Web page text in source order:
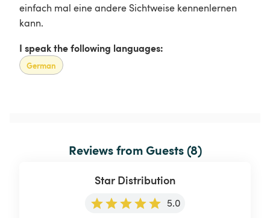
einfach mal eine andere Sichtweise kennenlernen
I speak the following languages:
German
Reviews from Guests (8)
Star Distribution
5.0